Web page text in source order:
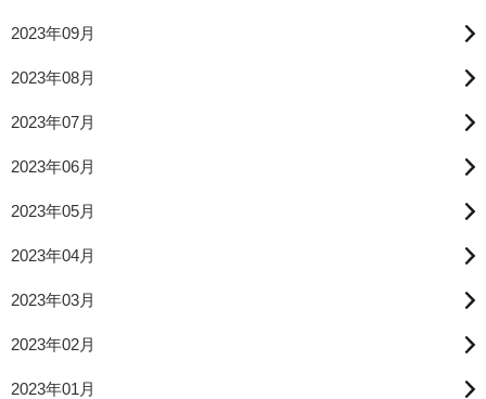
2023年09月
2023年08月
2023年07月
2023年06月
2023年05月
2023年04月
2023年03月
2023年02月
2023年01月